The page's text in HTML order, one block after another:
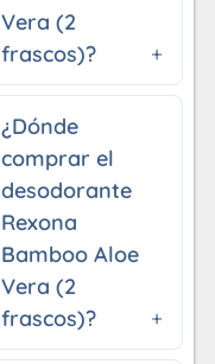
Vera (2
frascos)?
¿Dónde
comprar el
desodorante
Rexona
Bamboo Aloe
Vera (2
frascos)?